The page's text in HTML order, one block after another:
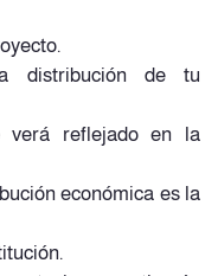
distribución de tu
verá reflejado en la
económica es la